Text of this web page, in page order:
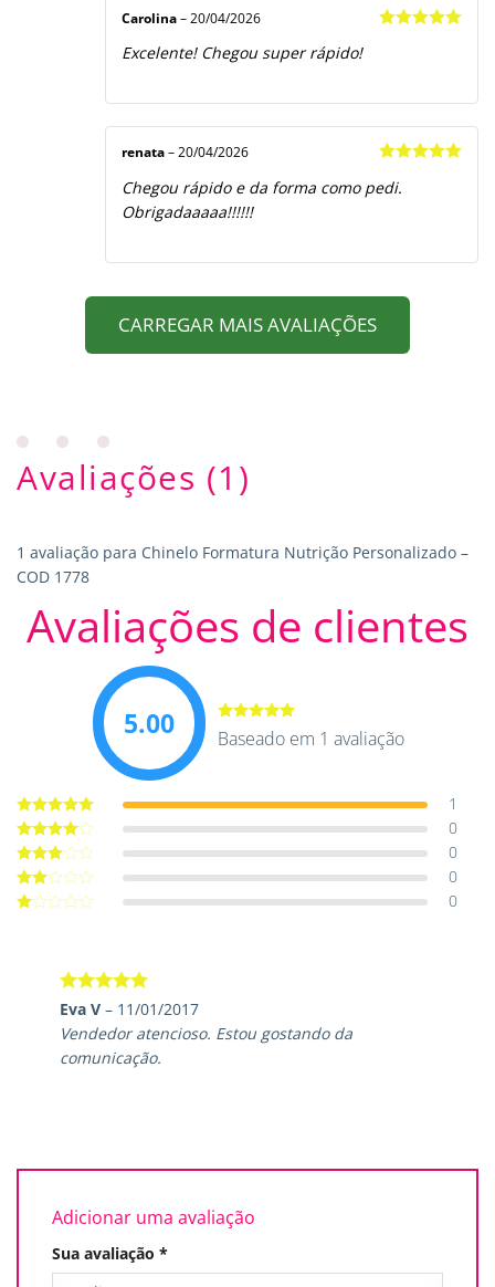
Carolina – 20/04/2026
Excelente! Chegou super rápido!
de 5
renata – 20/04/2026
Chegou rápido e da forma como pedi.
Obrigadaaaaa!!!!!!
CARREGAR MAIS AVALIAÇÕES
Avaliações (1)
1 avaliação para Chinelo Formatura Nutrição Personalizado –
COD 1778
Avaliações de clientes
5.00
Avaliação
5.00de 5
Baseado em 1 avaliação
Avaliação5
de 5
1
Avaliação
4de 5
0
Avaliação
3de 5
0
Avaliação
0
0
Avaliação5
Eva V– 11/01/2017
Vendedor atencioso. Estou gostando da
comunicação.
Adicionar uma avaliação
Sua avaliação *